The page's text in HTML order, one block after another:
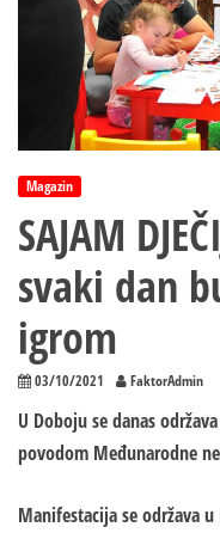
Magazin
SAJAM
svaki dan
igrom
03/10/2021 FaktorAdmin
U Doboju se danas
povodom Međunarodne
Manifestacija se održava